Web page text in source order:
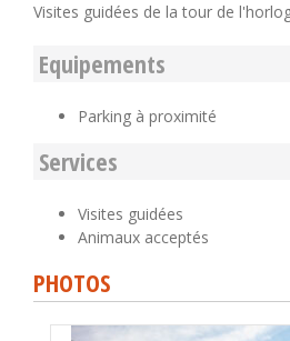
Visites guidées de la tour de
Equipements
Parking à proximité
Services
Visites guidées
Animaux acceptés
PHOTOS